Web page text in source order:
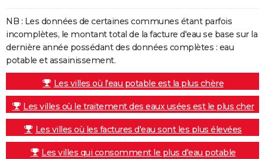
NB : Les données de certaines communes étant parfois
incomplètes, le montant total de la facture d'eau se base sur la
dernière année possédant des données complètes : eau
potable et assainissement.
Les villes où l'eau potable est la plus chère
Les villes où le traitement des eaux usées est le plus cher
Les villes où les factures d'eau sont les plus élevées
Les villes qui consomment le plus d'eau potable